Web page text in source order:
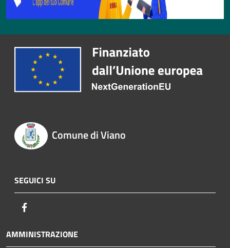
Comune di Viano
SEGUICI SU
AMMINISTRAZIONE